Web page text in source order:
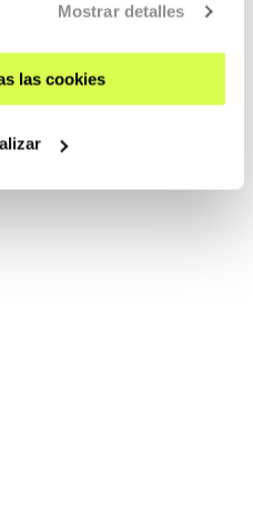
Mostrar detalles
las cookies